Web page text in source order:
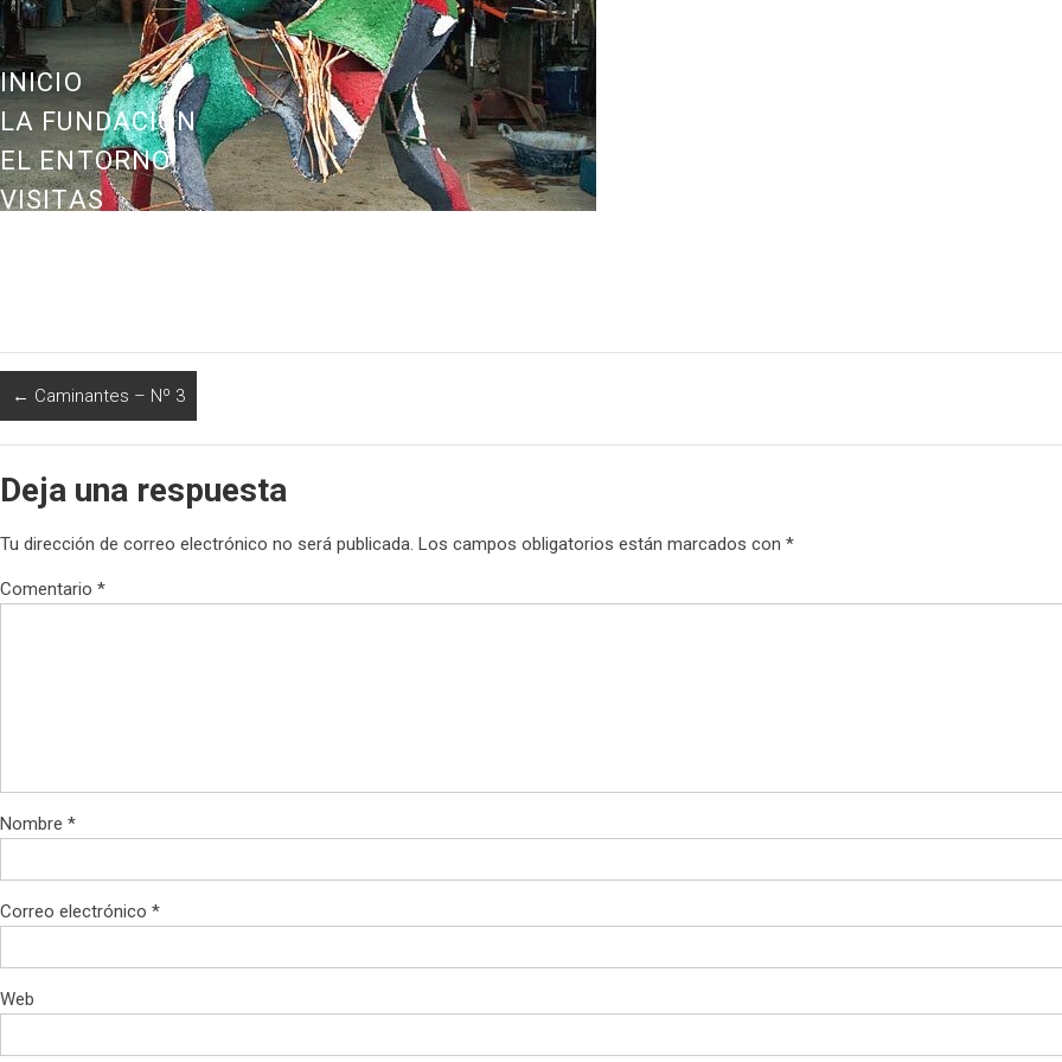
INICIO
LA FUNDACIÓN
EL ENTORNO
VISITAS
← Caminantes – Nº 3
Deja una respuesta
Tu dirección de correo electrónico no será publicada. Los campos obligatorios están marcados con *
Comentario *
Nombre *
Correo electrónico *
Web